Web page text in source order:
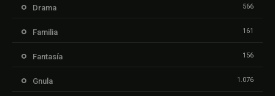
Drama 566
Familia 161
Fantasía 156
Gnula 1.076